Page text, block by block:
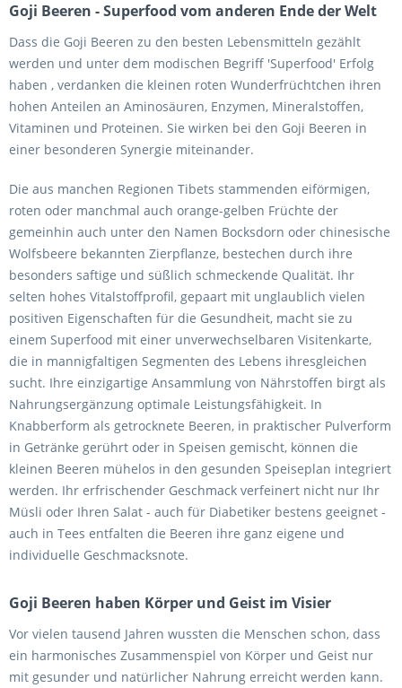
Goji Beeren - Superfood vom anderen Ende der Welt
Dass die Goji Beeren zu den besten Lebensmitteln gezählt
werden und unter dem modischen Begriff 'Superfood' Erfolg
haben , verdanken die kleinen roten Wunderfrüchtchen ihren
hohen Anteilen an Aminosäuren, Enzymen, Mineralstoffen,
Vitaminen und Proteinen. Sie wirken bei den Goji Beeren in
einer besonderen Synergie miteinander.
Die aus manchen Regionen Tibets stammenden eiförmigen,
roten oder manchmal auch orange-gelben Früchte der
gemeinhin auch unter den Namen Bocksdorn oder chinesische
Wolfsbeere bekannten Zierpflanze, bestechen durch ihre
besonders saftige und süßlich schmeckende Qualität. Ihr
selten hohes Vitalstoffprofil, gepaart mit unglaublich vielen
positiven Eigenschaften für die Gesundheit, macht sie zu
einem Superfood mit einer unverwechselbaren Visitenkarte,
die in mannigfaltigen Segmenten des Lebens ihresgleichen
sucht. Ihre einzigartige Ansammlung von Nährstoffen birgt als
Nahrungsergänzung optimale Leistungsfähigkeit. In
Knabberform als getrocknete Beeren, in praktischer Pulverform
in Getränke gerührt oder in Speisen gemischt, können die
kleinen Beeren mühelos in den gesunden Speiseplan integriert
werden. Ihr erfrischender Geschmack verfeinert nicht nur Ihr
Müsli oder Ihren Salat - auch für Diabetiker bestens geeignet -
auch in Tees entfalten die Beeren ihre ganz eigene und
individuelle Geschmacksnote.
Goji Beeren haben Körper und Geist im Visier
Vor vielen tausend Jahren wussten die Menschen schon, dass
ein harmonisches Zusammenspiel von Körper und Geist nur
mit gesunder und natürlicher Nahrung erreicht werden kann.